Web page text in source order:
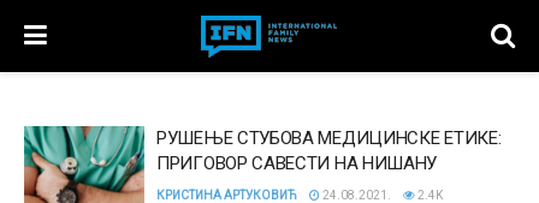
РУШЕЊЕ СТУБОВА МЕДИЦИНСКЕ ЕТИКЕ:
ПРИГОВОР САВЕСTИ НА НИШАНУ
КРИСТИНА АРТУКОВИЋ 24.08.2021. 2.4K